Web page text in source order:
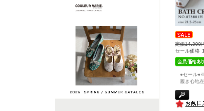
定価14,300
セール価格
●セール
履き心地